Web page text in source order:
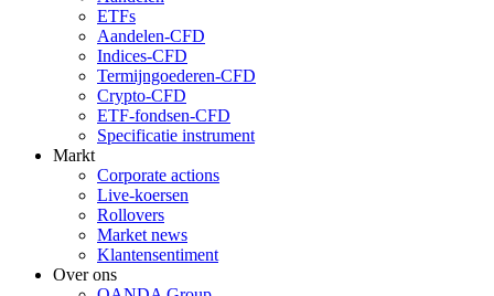
ETFs
Aandelen-CFD
Indices-CFD
Termijngoederen-CFD
Crypto-CFD
ETF-fondsen-CFD
Specificatie instrument
Markt
Corporate actions
Live-koersen
Rollovers
Market news
Klantensentiment
Over ons